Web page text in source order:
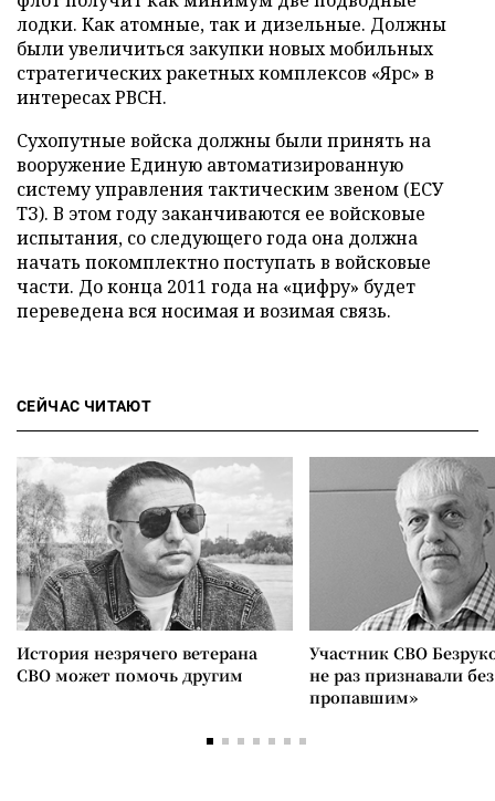
лодки. Как атомные, так и дизельные. Должны
были увеличиться закупки новых мобильных
стратегических ракетных комплексов «Ярс» в
интересах РВСН.
Сухопутные войска должны были принять на
вооружение Единую автоматизированную
систему управления тактическим звеном (ЕСУ
ТЗ). В этом году заканчиваются ее войсковые
испытания, со следующего года она должна
начать покомплектно поступать в войсковые
части. До конца 2011 года на «цифру» будет
переведена вся носимая и возимая связь.
СЕЙЧАС ЧИТАЮТ
История незрячего ветерана
СВО может помочь другим
Участник СВО
не раз признавали
пропавшим»